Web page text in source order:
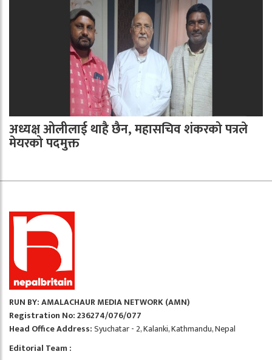
अध्यक्ष ओलीलाई थाहै छैन, महासचिव शंकरको पत्रले
मेयरको पदमुक्त
RUN BY: AMALACHAUR MEDIA NETWORK (AMN)
Registration No: 236274/076/077
Head Office Address:Syuchatar - 2, Kalanki, Kathmandu, Nepal
Editorial Team :